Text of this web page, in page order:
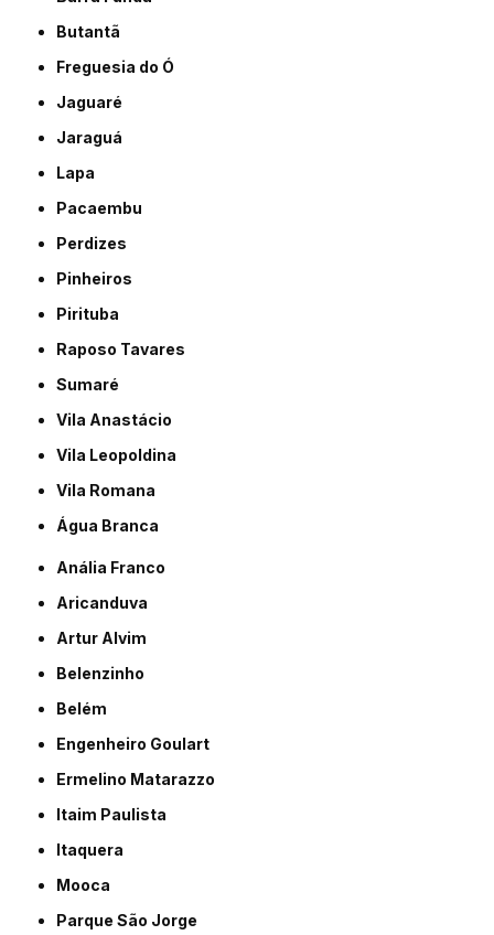
Butantã
Freguesia do Ó
Jaguaré
Jaraguá
Lapa
Pacaembu
Perdizes
Pinheiros
Pirituba
Raposo Tavares
Sumaré
Vila Anastácio
Vila Leopoldina
Vila Romana
Água Branca
Anália Franco
Aricanduva
Artur Alvim
Belenzinho
Belém
Engenheiro Goulart
Ermelino Matarazzo
Itaim Paulista
Itaquera
Mooca
Parque São Jorge